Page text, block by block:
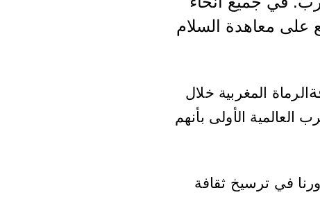
على معاهدة السلام
الرماة المغربية خلال
العالمية الأولى بأنهم
في ترسيخ ثقافة